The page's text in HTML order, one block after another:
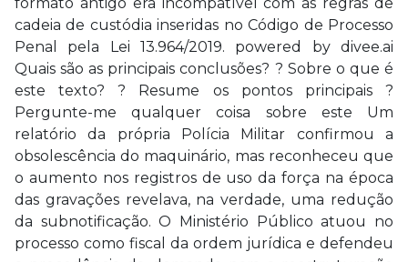
cadeia de custódia inseridas no Código de Processo
Penal pela Lei 13.964/2019. powered by divee.ai
Quais são as principais conclusões? ? Sobre o que é
este texto? ? Resume os pontos principais ?
Pergunte-me qualquer coisa sobre este Um
relatório da própria Polícia Militar confirmou a
obsolescência do maquinário, mas reconheceu que
o aumento nos registros de uso da força na época
das gravações revelava, na verdade, uma redução
da subnotificação. O Ministério Público atuou no
processo como fiscal da ordem jurídica e defendeu